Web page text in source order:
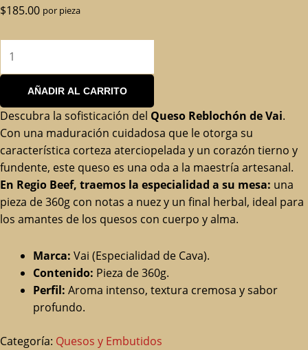
$185.00
AÑADIR AL CARRITO
Descubra la sofisticación del Queso Reblochón de Vai.
Con una maduración cuidadosa que le otorga su
característica corteza aterciopelada y un corazón tierno y
fundente, este queso es una oda a la maestría artesanal.
En Regio Beef, traemos la especialidad a su mesa: una
pieza de 360g con notas a nuez y un final herbal, ideal para
los amantes de los quesos con cuerpo y alma.
Marca: Vai (Especialidad de Cava).
Contenido: Pieza de 360g.
Perfil: Aroma intenso, textura cremosa y sabor
profundo.
Categoría: Quesos y Embutidos